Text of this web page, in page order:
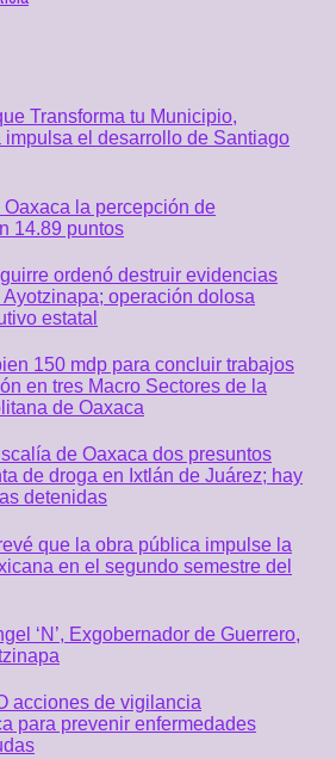
Transforma tu Municipio,
impulsa el desarrollo de Santiago
la percepción de
14.89 puntos
ordenó destruir evidencias
operación dolosa
estatal
150 mdp para concluir trabajos
en tres Macro Sectores de la
de Oaxaca
de Oaxaca dos presuntos
de droga en Ixtlán de Juárez; hay
detenidas
que la obra pública impulse la
en el segundo semestre del
‘N’, Exgobernador de Guerrero,
acciones de vigilancia
para prevenir enfermedades